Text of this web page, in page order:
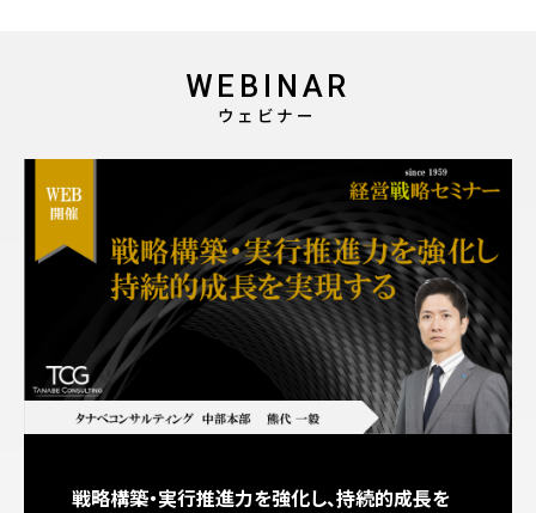
WEBINAR
ウェビナー
戦略構築・実行推進力を強化し、持続的成長を